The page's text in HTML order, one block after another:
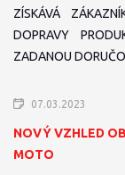
ZÍSKÁVÁ
DOPRAVY
ZADANOU
07.03.2023
NOVÝ VZHLED
MOTO